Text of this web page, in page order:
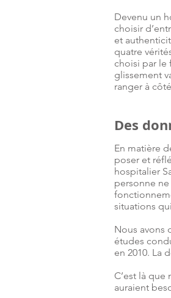
Devenu un
choisir
et
quatre
choisi par le
glissement
ranger à
Des
En matière
poser et
hospitalier
personne
situations
Nous avons
études
en 2010. La
C’est là
auraient